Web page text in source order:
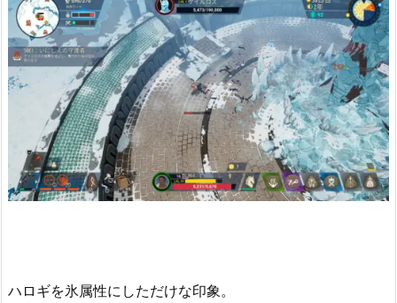
ハロギを氷属性にしただけな印象。